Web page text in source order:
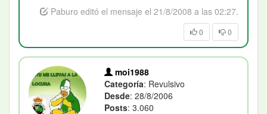
Paburo editó el mensaje el 21/8/2008 a las 02:27.
0 0
moi1988
Categoría: Revulsivo
Desde: 28/8/2006
Posts: 3.060